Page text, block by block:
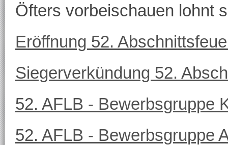
Öfters vorbeischauen lohnt
Eröffnung 52.
Siegerverkündung 52.
52. AFLB - Bewerbsgruppe
52. AFLB - Bewerbsgruppe